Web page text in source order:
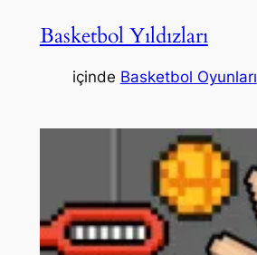
Basketbol Yıldızları
içinde Basketbol Oyunları